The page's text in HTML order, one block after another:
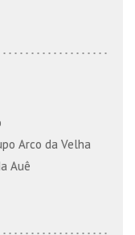
Arco da Velha
Auê